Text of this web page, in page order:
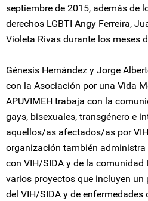
septiembre de 2015, además de
derechos LGBTI Angy Ferreira,
Violeta Rivas durante los meses
Génesis Hernández y Jorge
con la Asociación por una Vida
APUVIMEH trabaja con la
gays, bisexuales, transgénero e
aquellos/as afectados/as por
organización también
con VIH/SIDA y de la comunidad
varios proyectos que incluyen un
del VIH/SIDA y de